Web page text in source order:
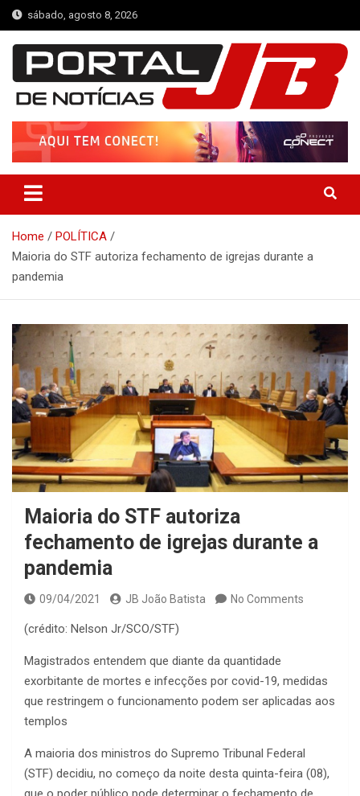
Skip
to
content
sábado, agosto 8, 2026
Portal de Notícias JB
Notícias de Simplício Mendes e Região
Home
POLÍTICA
Maioria do STF autoriza fechamento de igrejas durante a
pandemia
Maioria do STF autoriza
fechamento de igrejas durante a
pandemia
09/04/2021 JB João Batista No Comments
(crédito: Nelson Jr/SCO/STF)
Magistrados entendem que diante da quantidade
exorbitante de mortes e infecções por covid-19, medidas
que restringem o funcionamento podem ser aplicadas aos
templos
A maioria dos ministros do Supremo Tribunal Federal
(STF) decidiu, no começo da noite desta quinta-feira (08),